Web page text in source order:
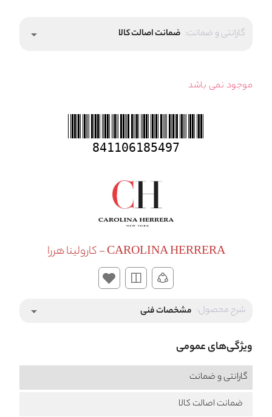
گارانتی و ضمانت: ضمانت اصالت کالا arrow_drop_down
موجود نمی باشد
841106185497
CAROLINA HERRERA - کارولینا هررا
شرح محصول: مشخصات فنی arrow_drop_down
ویژگی‌های عمومی
گارانتی و ضمانت
ضمانت اصالت کالا